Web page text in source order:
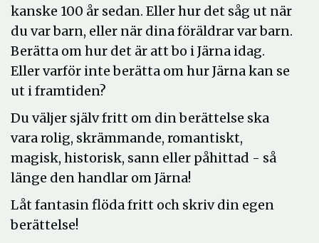
kanske 100 år sedan. Eller hur det såg ut när
du var barn, eller när dina föräldrar var barn.
Berätta om hur det är att bo i Järna idag.
Eller varför inte berätta om hur Järna kan se
ut i framtiden?
Du väljer själv fritt om din berättelse ska
vara rolig, skrämmande, romantiskt,
magisk, historisk, sann eller påhittad - så
länge den handlar om Järna!
Låt fantasin flöda fritt och skriv din egen
berättelse!